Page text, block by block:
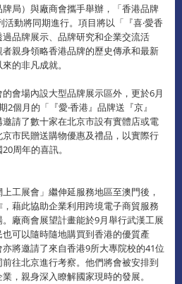
局）與廠商會攜手舉辦，「香港品牌
活動將同期進行。項目將以「『喜‧愛香
品牌展示、品牌研究和企業交流活
親身領略香港品牌的歷史傳承和最新
的非凡成就。
會場內設大型品牌展示區外，更於6月
個月的「『愛‧香港』品牌送『京』
請了數十家在北京市設有實體店或電
市民贈送購物優惠及禮品，以實際行
周年的喜訊。
工展會」繼伸延服務地區至澳門後，
藉此協助企業利用跨境電子商貿服務
廠商會展望計畫能於9月舉行武漢工展
可以隨時隨地購買到香港的優質產
將邀請了來自香港9所大專院校的41位
往北京進行考察。他們將會被安排到
，親身深入瞭解國家現時的發展。